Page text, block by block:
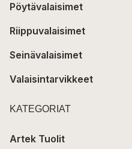
Pöytävalaisimet
Riippuvalaisimet
Seinävalaisimet
Valaisintarvikkeet
KATEGORIAT
Artek Tuolit